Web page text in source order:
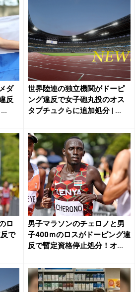
ダ
反
世界陸連の独立機関がドーピ
ング違反で女子砲丸投のオス
タプチュクらに追加処分 | ...
ロ
で
男子マラソンのチェロノと男
子400ｍのロスがドーピング違
反で暫定資格停止処分！オ...